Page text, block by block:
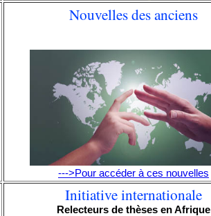
Nouvelles des anciens
--->Pour accéder à ces nouvelles
Initiative internationale
Relecteurs de thèses en Afrique